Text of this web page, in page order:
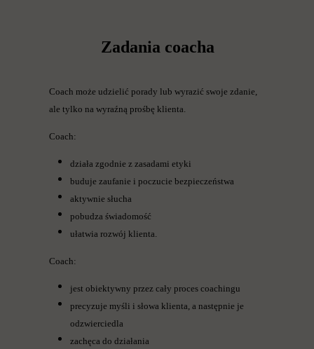
Zadania coacha
Coach może udzielić porady lub wyrazić swoje zdanie,
ale tylko na wyraźną prośbę klienta.
Coach:
działa zgodnie z zasadami etyki
buduje zaufanie i poczucie bezpieczeństwa
aktywnie słucha
pobudza świadomość
ułatwia rozwój klienta.
Coach:
jest obiektywny przez cały proces coachingu
precyzuje myśli i słowa klienta, a następnie je
odzwierciedla
zachęca do działania